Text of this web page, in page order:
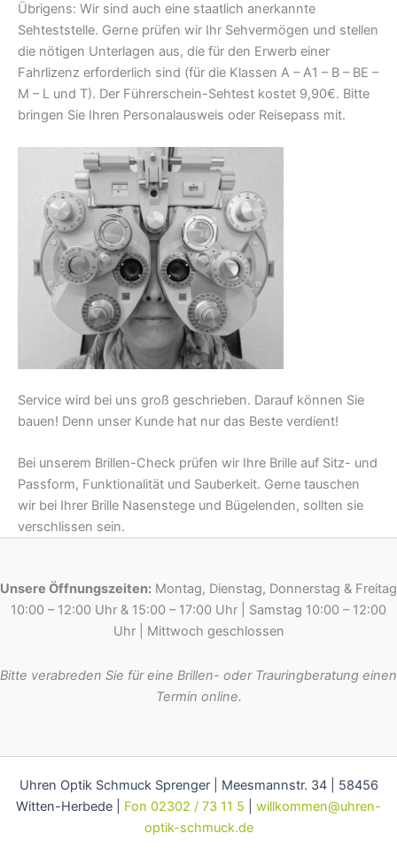
Übrigens: Wir sind auch eine staatlich anerkannte
Sehteststelle. Gerne prüfen wir Ihr Sehvermögen und stellen
die nötigen Unterlagen aus, die für den Erwerb einer
Fahrlizenz erforderlich sind (für die Klassen A – A1 – B – BE –
M – L und T). Der Führerschein-Sehtest kostet 9,90€. Bitte
bringen Sie Ihren Personalausweis oder Reisepass mit.
Service wird bei uns groß geschrieben. Darauf können Sie
bauen! Denn unser Kunde hat nur das Beste verdient!
Bei unserem Brillen-Check prüfen wir Ihre Brille auf Sitz- und
Passform, Funktionalität und Sauberkeit. Gerne tauschen
wir bei Ihrer Brille Nasenstege und Bügelenden, sollten sie
verschlissen sein.
Unsere Öffnungszeiten: Montag, Dienstag, Donnerstag & Freitag
10:00 – 12:00 Uhr & 15:00 – 17:00 Uhr | Samstag 10:00 – 12:00
Uhr | Mittwoch geschlossen
Bitte verabreden Sie für eine Brillen- oder Trauringberatung einen
Termin online.
Uhren Optik Schmuck Sprenger | Meesmannstr. 34 | 58456
Witten-Herbede | Fon 02302 / 73 11 5
willkommen@uhren-
optik-schmuck.de